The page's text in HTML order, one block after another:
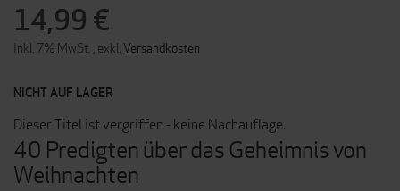
40 Predigten über das Geheimnis von
Weihnachten
14,99 €
Inkl. 7% MwSt. exkl. Versandkosten
NICHT AUF LAGER
Dieser Titel ist vergriffen - keine Nachauflage.